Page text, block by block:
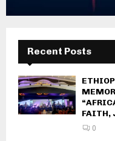
Recent Posts
FAITH,
0